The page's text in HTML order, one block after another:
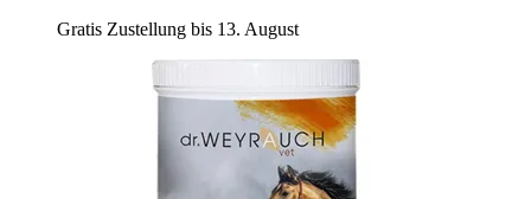
Gratis Zustellung bis 13. August